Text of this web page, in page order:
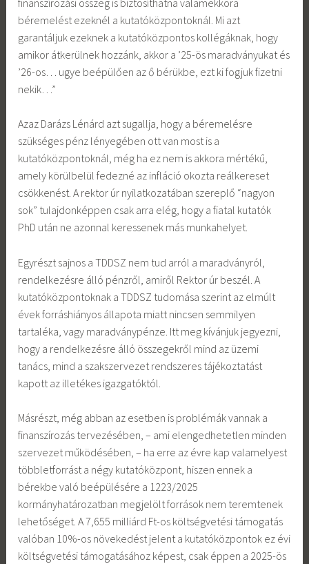
béremelést ezeknél a kutatóközpontoknál. Mi azt
garantáljuk ezeknek a kutatóközpontos kollégáknak, hogy
amikor átkerülnek hozzánk, akkor a ’25-ös maradványukat és
’26-os… ugye beépülően az ő bérükbe, ezt ki fogjuk fizetni
nekik…”
Azaz Darázs Lénárd azt sugallja, hogy a béremelésre
szükséges pénz lényegében ott van most is a
kutatóközpontoknál, még ha ez nem is akkora mértékű,
amely körülbelül fedezné az infláció okozta reálkereset
csökkenést. A rektor úr nyilatkozatában szereplő “nagyon
sok” tulajdonképpen csak arra elég, hogy a fiatal kutatók
PhD után ne azonnal keressenek más munkahelyet.
Egyrészt sajnos a TDDSZ nem tud arról a maradványról,
rendelkezésre álló pénzről, amiről Rektor úr beszél. A
kutatóközpontoknak a TDDSZ tudomása szerint az elmúlt
évek forráshiányos állapota miatt nincsen semmilyen
tartaléka, vagy maradványpénze. Itt meg kívánjuk jegyezni,
hogy a rendelkezésre álló összegekről mind az üzemi
tanács, mind a szakszervezet rendszeres tájékoztatást
kapott az illetékes igazgatóktól.
Másrészt, még abban az esetben is problémák vannak a
finanszírozás tervezésében, – ami elengedhetetlen minden
szervezet működésében, – ha erre az évre kap valamelyest
többletforrást a négy kutatóközpont, hiszen ennek a
bérekbe való beépülésére a 1223/2025
kormányhatározatban megjelölt források nem teremtenek
lehetőséget. A 7,655 milliárd Ft-os költségvetési támogatás
valóban 10%-os növekedést jelent a kutatóközpontok ez évi
költségvetési támogatásához képest, csak éppen a 2025-ös